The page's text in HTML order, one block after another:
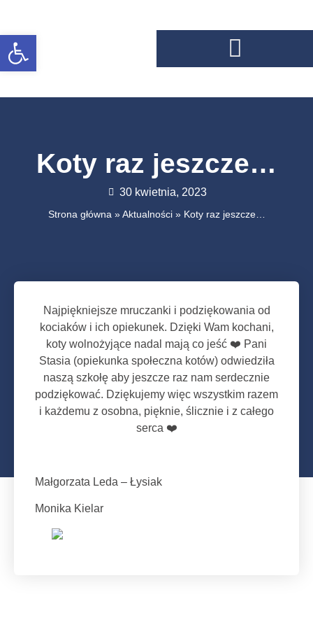
Koty raz jeszcze…
30 kwietnia, 2023
Strona główna» Aktualności» Koty raz jeszcze…
Najpiękniejsze mruczanki i podziękowania od
kociaków i ich opiekunek. Dzięki Wam kochani,
koty wolnożyjące nadal mają co jeść ❤️ Pani
Stasia (opiekunka społeczna kotów) odwiedziła
naszą szkołę aby jeszcze raz nam serdecznie
podziękować. Dziękujemy więc wszystkim razem
i każdemu z osobna, pięknie, ślicznie i z całego
serca ❤️
Małgorzata Leda – Łysiak
Monika Kielar
Otwórz pasek narzędzi